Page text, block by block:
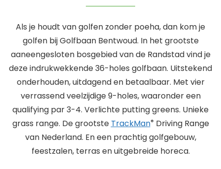
Als je houdt van golfen zonder poeha, dan kom je
golfen bij Golfbaan Bentwoud. In het grootste
aaneengesloten bosgebied van de Randstad vind je
deze indrukwekkende 36-holes golfbaan. Uitstekend
onderhouden, uitdagend en betaalbaar. Met vier
verrassend veelzijdige 9-holes, waaronder een
qualifying par 3-4. Verlichte putting greens. Unieke
grass range. De grootste TrackMan® Driving Range
van Nederland. En een prachtig golfgebouw,
feestzalen, terras en uitgebreide horeca.